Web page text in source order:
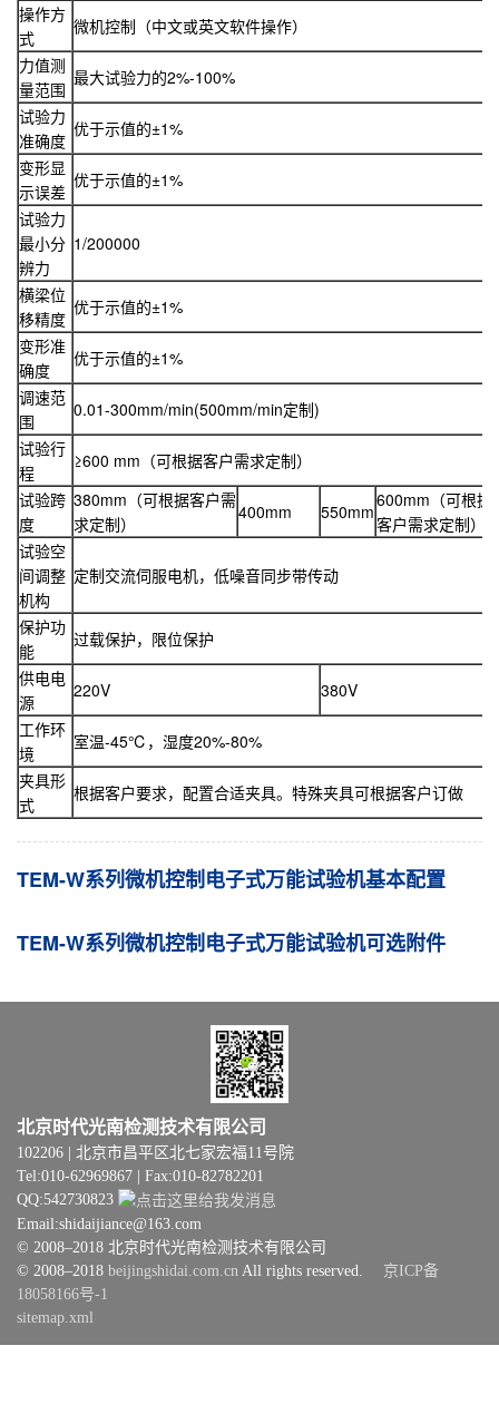
操作方
式
微机控制（中文或英文软件操作）
力值测
量范围
最大试验力的2%-100%
试验力
准确度
优于示值的±1%
变形显
示误差
优于示值的±1%
试验力
最小分
辨力
1/200000
横梁位
移精度
优于示值的±1%
变形准
确度
优于示值的±1%
调速范
围
0.01-300mm/min(500mm/min定制)
试验行
程
≥600 mm（可根据客户需求定制）
试验跨
度
380mm（可根据客户需
求定制）
400mm 550mm
600mm（可根据
客户需求定制）
试验空
间调整
机构
定制交流伺服电机，低噪音同步带传动
保护功
能
过载保护，限位保护
供电电
源
220V
380V
工作环
境
室温-45℃，湿度20%-80%
夹具形
式
根据客户要求，配置合适夹具。特殊夹具可根据客户订做
TEM-W系列微机控制电子式万能试验机基本配置
TEM-W系列微机控制电子式万能试验机可选附件
北京时代光南检测技术有限公司
102206 | 北京市昌平区北七家宏福11号院
Tel:010-62969867 | Fax:010-82782201
QQ:542730823
Email:shidaijiance@163.com
© 2008–2018 北京时代光南检测技术有限公司
© 2008–2018 beijingshidai.com.cn All rights reserved. 京ICP备
18058166号-1
sitemap.xml